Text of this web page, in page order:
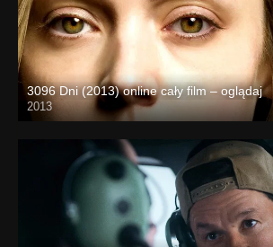
3096 Dni (2013) online cały film – oglądaj
2013